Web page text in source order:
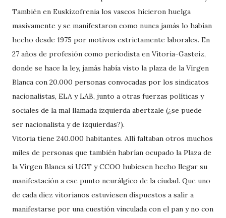
También en Euskizofrenia los vascos hicieron huelga
masivamente y se manifestaron como nunca jamás lo habían
hecho desde 1975 por motivos estrictamente laborales. En
27 años de profesión como periodista en Vitoria-Gasteiz,
donde se hace la ley, jamás había visto la plaza de la Vírgen
Blanca con 20.000 personas convocadas por los sindicatos
nacionalistas, ELA y LAB, junto a otras fuerzas políticas y
sociales de la mal llamada izquierda abertzale (¿se puede
ser nacionalista y de izquierdas?).
Vitoria tiene 240.000 habitantes. Allí faltaban otros muchos
miles de personas que también habrían ocupado la Plaza de
la Vírgen Blanca si UGT y CCOO hubiesen hecho llegar su
manifestación a ese punto neurálgico de la ciudad. Que uno
de cada diez vitorianos estuviesen dispuestos a salir a
manifestarse por una cuestión vinculada con el pan y no con